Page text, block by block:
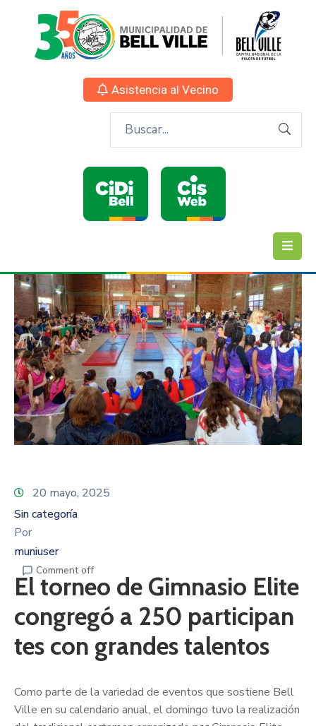
Asistencia al Vecino
20 mayo, 2025
Sin categoría
Por
muniuser
Comment off
El torneo de Gimnasio Elite
congregó a 250 participan
tes con grandes talentos
Como parte de la variedad de eventos que sostiene Bell
Ville en su calendario anual, el domingo tuvo la realización